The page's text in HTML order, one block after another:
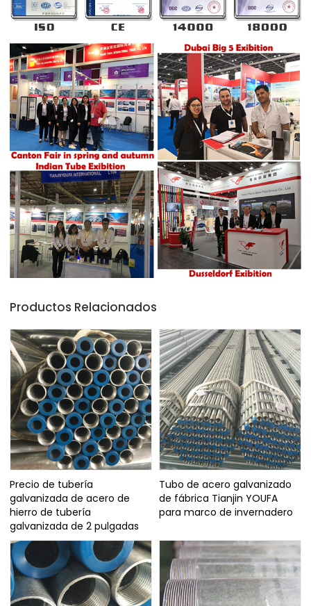
Productos Relacionados
Precio de tubería
galvanizada de acero de
hierro de tubería
galvanizada de 2 pulgadas
Tubo de acero galvanizado
de fábrica Tianjin YOUFA
para marco de invernadero